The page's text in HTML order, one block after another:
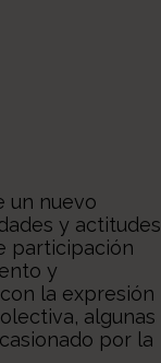
un nuevo
y actitudes
participación
y
la expresión
algunas
por la